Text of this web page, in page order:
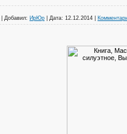
Добавил: ИрЮр Дата: 12.12.2014